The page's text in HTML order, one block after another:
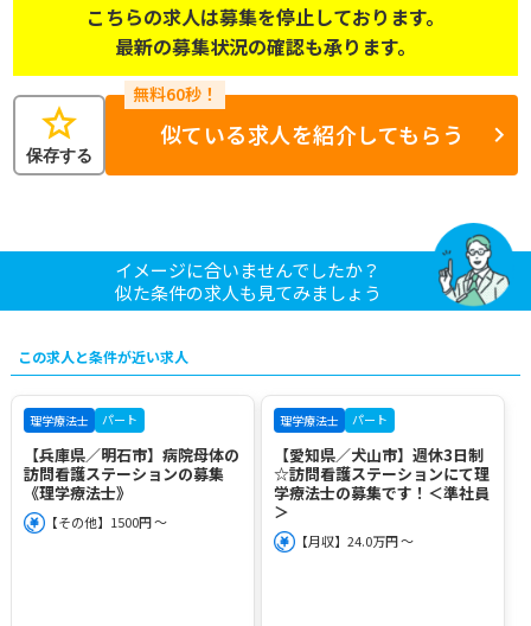
こちらの求人は募集を停止しております。
最新の募集状況の確認も承ります。
star
保存する
似ている求人を紹介してもらう
イメージに合いませんでしたか？
似た条件の求人も見てみましょう
この求人と条件が近い求人
理学療法士 パート
【兵庫県／明石市】病院母体の
訪問看護ステーションの募集
《理学療法士》
【その他】1500円 ～
理学療法士 パート
【愛知県／犬山市】週休3日制
☆訪問看護ステーションにて理
学療法士の募集です！＜準社員
＞
【月収】24.0万円 ～